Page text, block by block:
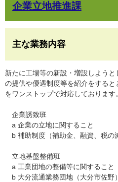
企業立地推進課
主な業務内容
新たに工場等の新設・増設しよう
の提供や優遇制度等を紹介をする
をワンストップで対応しております。
企業誘致班
a 企業の立地に関すること
b 補助制度（補助金、融資、税の
立地基盤整備班
a 工業団地の整備等に関すること
b 大分流通業務団地（大分市佐野